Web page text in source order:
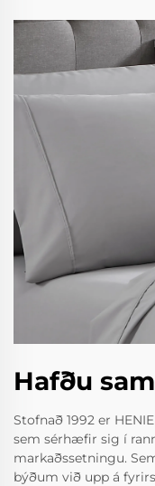
Hafðu
Stofnað 1992 er
sem sérhæfir sig í
markaðssetningu.
býðum við upp á